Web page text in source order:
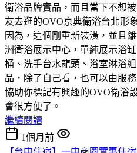
衛浴品牌實品，而且當下不想
友去逛的OVO京典衛浴台北形
因為，這個剛重新裝潢，並且
洲衛浴展示中心，單純展示浴
桶、洗手台水龍頭、浴室淋浴
品，除了自己看，也可以由服
協助你標記有興趣的OVO衛浴
會很方便了。
繼續閱讀
1個月前